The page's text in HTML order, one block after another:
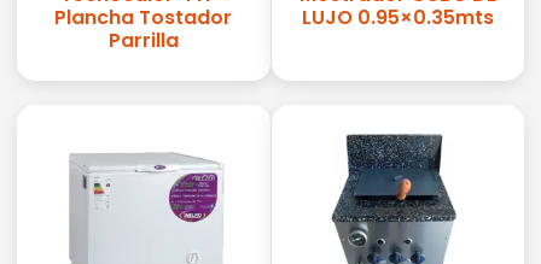
Plancha Tostador
Parrilla
LUJO 0.95×0.35mts